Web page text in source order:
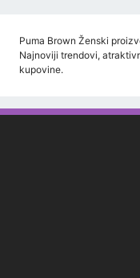
Puma Brown Ženski
Najnoviji trendovi,
kupovine.